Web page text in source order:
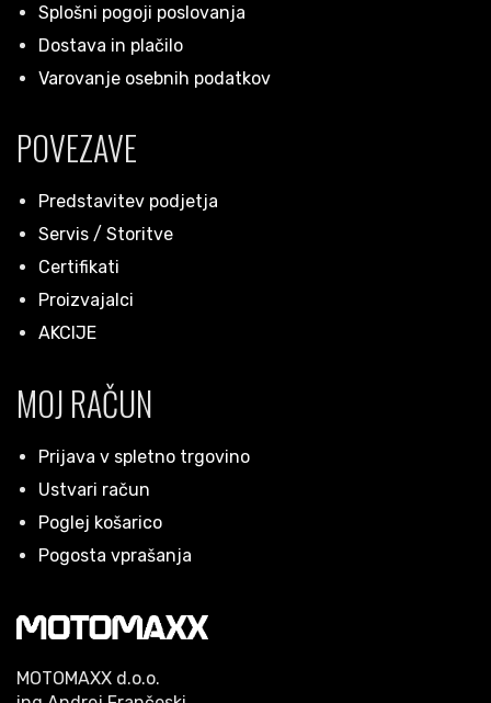
Splošni pogoji poslovanja
Dostava in plačilo
Varovanje osebnih podatkov
POVEZAVE
Predstavitev podjetja
Servis / Storitve
Certifikati
Proizvajalci
AKCIJE
MOJ RAČUN
Prijava v spletno trgovino
Ustvari račun
Poglej košarico
Pogosta vprašanja
MOTOMAXX d.o.o.